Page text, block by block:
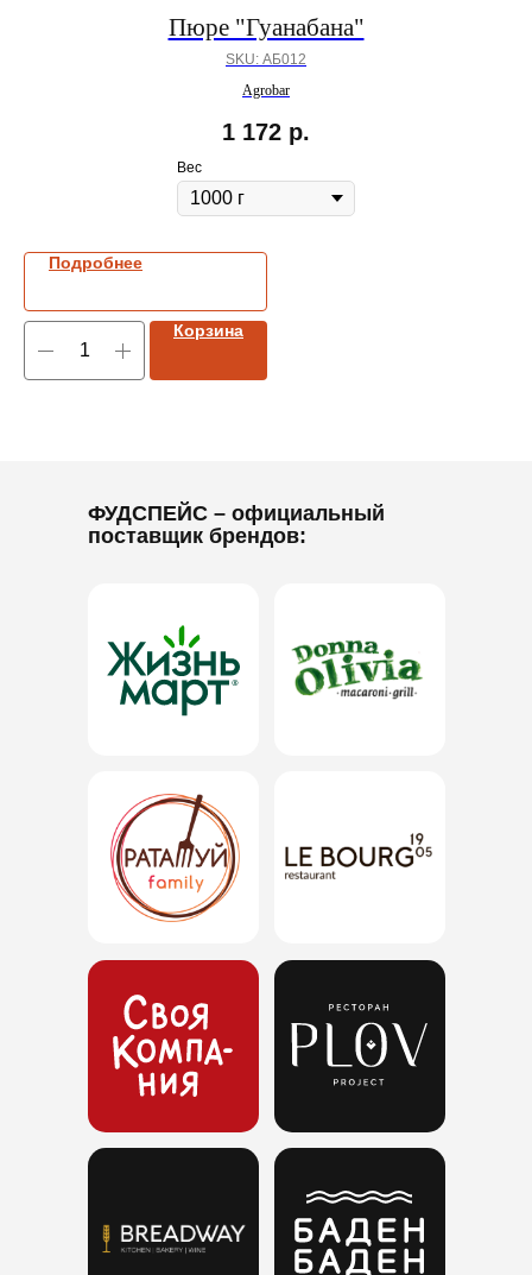
Пюре "Гуанабана"
SKU: АБ012
Agrobar
1 172 р.
Вес
Подробнее
Корзина
ФУДСПЕЙС – официальный
поставщик брендов: